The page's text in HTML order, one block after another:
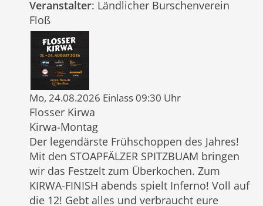
Veranstalter: Ländlicher Burschenverein
Floß
Mo, 24.08.2026 Einlass 09:30 Uhr
Flosser Kirwa
Kirwa-Montag
Der legendärste Frühschoppen des Jahres!
Mit den STOAPFÄLZER SPITZBUAM bringen
wir das Festzelt zum Überkochen. Zum
KIRWA-FINISH abends spielt Inferno! Voll auf
die 12! Gebt alles und verbraucht eure